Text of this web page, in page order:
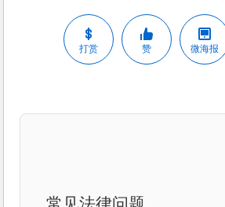
打赏 赞 微海报